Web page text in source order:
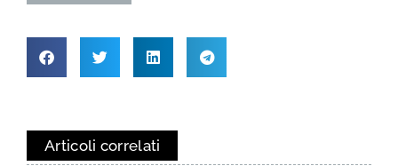
Articoli correlati